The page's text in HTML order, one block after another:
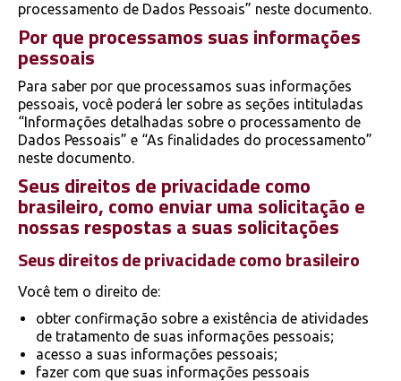
processamento de Dados Pessoais” neste documento.
Por que processamos suas informações
pessoais
Para saber por que processamos suas informações
pessoais, você poderá ler sobre as seções intituladas
“Informações detalhadas sobre o processamento de
Dados Pessoais” e “As finalidades do processamento”
neste documento.
Seus direitos de privacidade como
brasileiro, como enviar uma solicitação e
nossas respostas a suas solicitações
Seus direitos de privacidade como brasileiro
Você tem o direito de:
obter confirmação sobre a existência de atividades
de tratamento de suas informações pessoais;
acesso a suas informações pessoais;
fazer com que suas informações pessoais